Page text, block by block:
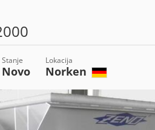
Stanje
Novo
Lokacija
Norken